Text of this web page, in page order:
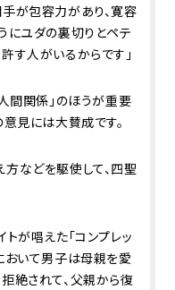
が包容力があり、寛容
にユダの裏切りとペテ
す人がいるからです」
間関係」のほうが重要
意見には大賛成です。
などを駆使して、四聖
トが唱えた「コンプレッ
おいて男子は母親を愛
絶されて、父親から復